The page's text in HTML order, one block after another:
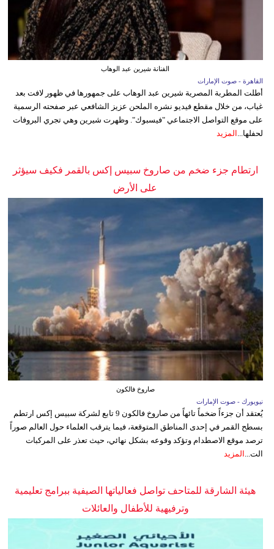
الفنانة شيرين عبد الوهاب
القاهرة - صوت الإمارات
أطلت المطربة المصرية شيرين عبد الوهاب على جمهورها في ظهور لافت بعد
غياب، من خلال مقطع فيديو نشره الملحن عزيز الشافعي عبر صفحته الرسمية
على موقع التواصل الاجتماعي "فيسبوك". وظهرت شيرين وهي تجري البروفات
لحفلها... المزيد
ارتطام جزء ضخم من صاروخ سبيس إكس بالقمر فكيف سيؤثر
على الأرض
صاروخ فالكون
نيويورك - صوت الإمارات
يُعتقد أن جزءاً ضخماً تائهاً من صاروخ فالكون 9 تابع لشركة سبيس إكس ارتطم
بسطح القمر في إحدى المناطق المتوقعة، فيما يترقب العلماء حول العالم صوراً
ترصد موقع الاصطدام وتؤكد وقوعه بشكل نهائي، حيث تعذر على المركبات
الت...
المزيد
هيئة الشارقة للمتاحف تواصل فعالياتها الصيفية ببرامج تعليمية
وترفيهية للأطفال والعائلات